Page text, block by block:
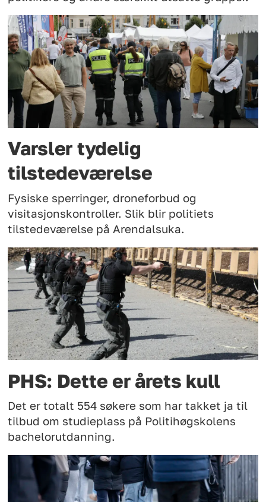
Varsler tydelig
tilstedeværelse
Fysiske sperringer, droneforbud og
visitasjonskontroller. Slik blir politiets
tilstedeværelse på Arendalsuka.
PHS: Dette er årets kull
Det er totalt 554 søkere som har takket ja til
tilbud om studieplass på Politihøgskolens
bachelorutdanning.